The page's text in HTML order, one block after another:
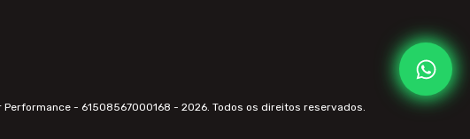
Performance - 61508567000168 - 2026. Todos os direitos reservados.